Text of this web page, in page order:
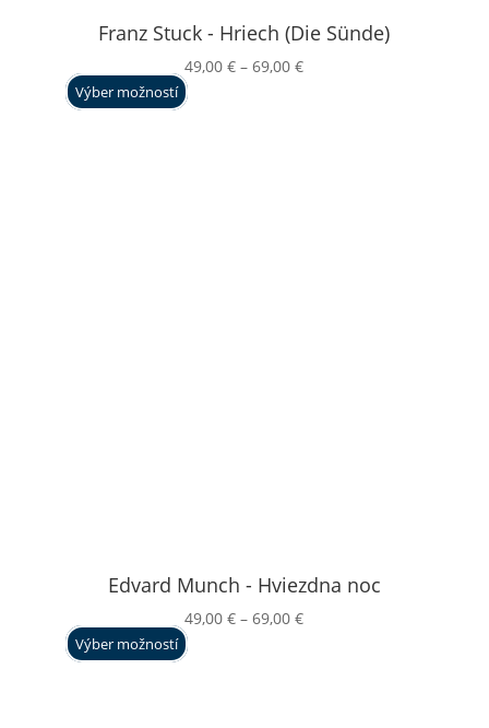
Franz Stuck - Hriech (Die Sünde)
49,00€ – 69,00€Price
Výber možností
Edvard Munch - Hviezdna noc
49,00€ – 69,00€Price
Výber možností